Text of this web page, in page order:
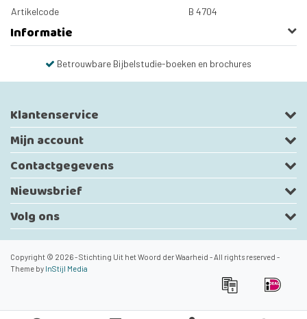
Artikelcode B 4704
Informatie
Betrouwbare Bijbelstudie-boeken en brochures
Klantenservice
Mijn account
Contactgegevens
Nieuwsbrief
Volg ons
Copyright © 2026 - Stichting Uit het Woord der Waarheid - All rights reserved -
Theme by InStijl Media